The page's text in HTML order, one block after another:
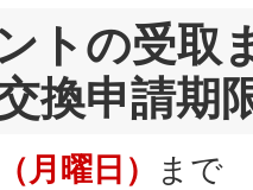
トの受取
換申請期
月曜日）
まで